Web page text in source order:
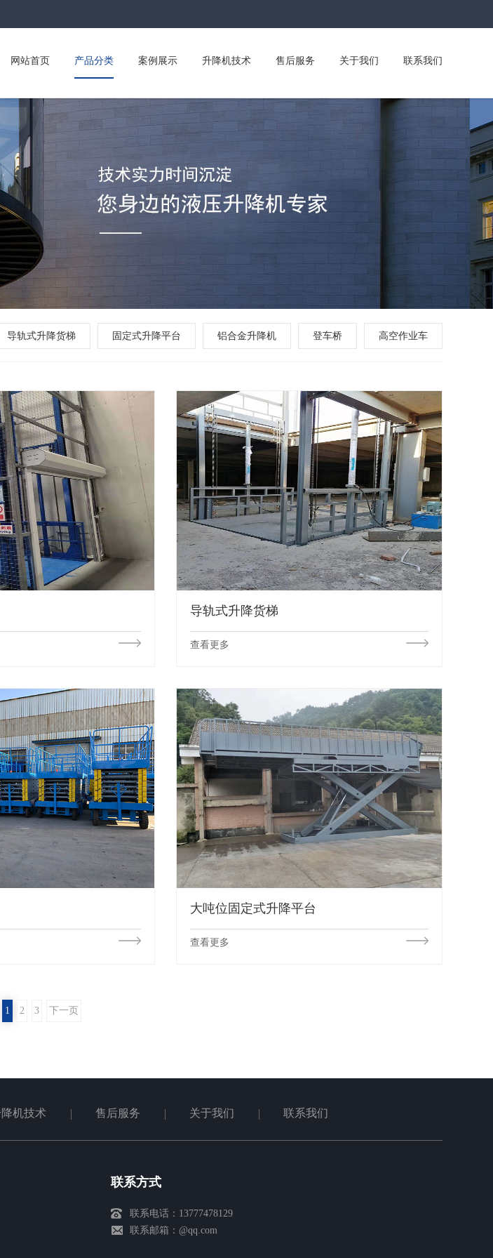
网站首页 产品分类 案例展示 升降机技术 售后服务 关于我们 联系我们
导轨式升降货梯 固定式升降平台 铝合金升降机 登车桥 高空作业车
导轨式升降货梯
查看更多
大吨位固定式升降平台
查看更多
1 2 3 下一页
降机技术 售后服务 关于我们 联系我们
联系方式
联系电话：13777478129
联系邮箱：@qq.com